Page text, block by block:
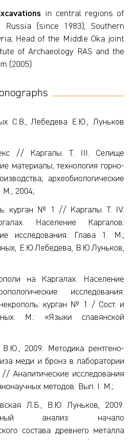
in central regions of
(since 1983), Southern
Head of the Middle Oka joint
of Archaeology RAS and the
(2005)
С.В., Лебедева Е.Ю., Луньков
// Каргалы. Т. III. Селище
материалы; технология горно-
археобиологические
М., 2004;
курган № 1 // Каргалы. Т. IV.
Население Каргалов:
исследования. Глава 1. М.;
Е.Ю.Лебедева, В.Ю.Луньков,
на Каргалах. Население
исследования.
курган № 1 / Сост. и
М.: «Языки славянской
2009. Методика рентгено-
меди и бронз в лаборатории
// Аналитические исследования
методов. Вып. I. М.;
Л.Б., В.Ю Луньков, 2009.
анализ: начало
состава древнего металла